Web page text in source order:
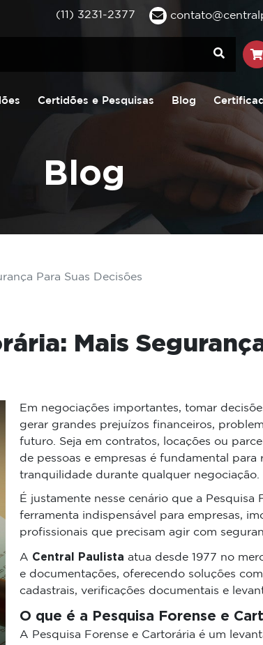
(11) 3231-2377
Certidões e Pesquisas Blog
Blog
Para Suas Decisões
Mais
Em negociações importantes, tomar
gerar grandes prejuízos financeiros,
futuro. Seja em contratos, locações ou
de pessoas e empresas é fundamental para
tranquilidade durante qualquer negociação.
É justamente nesse cenário que a Pesquisa
ferramenta indispensável para empresas,
profissionais que precisam agir com
A Central Paulista atua desde 1977 no
e documentações, oferecendo soluções
cadastrais, verificações documentais e
O que é a Pesquisa Forense e
A Pesquisa Forense e Cartorária é um